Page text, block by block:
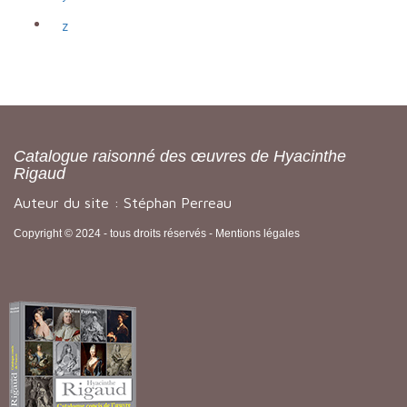
z
Catalogue raisonné des œuvres de Hyacinthe
Rigaud
Auteur du site : Stéphan Perreau
Copyright © 2024 - tous droits réservés - Mentions légales